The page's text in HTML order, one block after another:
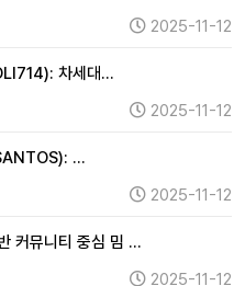
2025-11-12
차세대…
2025-11-12
…
2025-11-12
커뮤니티 중심 밈 …
2025-11-12